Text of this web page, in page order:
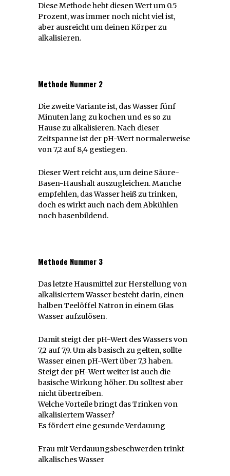
Diese Methode hebt diesen Wert um 0.5
Prozent, was immer noch nicht viel ist,
aber ausreicht um deinen Körper zu
alkalisieren.
Methode Nummer 2
Die zweite Variante ist, das Wasser fünf
Minuten lang zu kochen und es so zu
Hause zu alkalisieren. Nach dieser
Zeitspanne ist der pH-Wert normalerweise
von 7,2 auf 8,4 gestiegen.
Dieser Wert reicht aus, um deine Säure-
Basen-Haushalt auszugleichen. Manche
empfehlen, das Wasser heiß zu trinken,
doch es wirkt auch nach dem Abkühlen
noch basenbildend.
Methode Nummer 3
Das letzte Hausmittel zur Herstellung von
alkalisiertem Wasser besteht darin, einen
halben Teelöffel Natron in einem Glas
Wasser aufzulösen.
Damit steigt der pH-Wert des Wassers von
7,2 auf 7,9. Um als basisch zu gelten, sollte
Wasser einen pH-Wert über 7,3 haben.
Steigt der pH-Wert weiter ist auch die
basische Wirkung höher. Du solltest aber
nicht übertreiben.
Welche Vorteile bringt das Trinken von
alkalisiertem Wasser?
Es fördert eine gesunde Verdauung
Frau mit Verdauungsbeschwerden trinkt
alkalisches Wasser